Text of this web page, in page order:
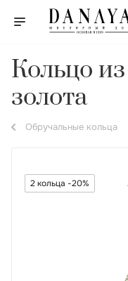
Кольцо
золота
Обручальные кольца
2 кольца -20%